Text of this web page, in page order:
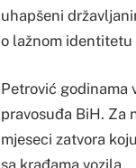
uhapšeni
o lažnom identitetu
Petrović godinama
pravosuđa BiH. Za
mjeseci zatvora